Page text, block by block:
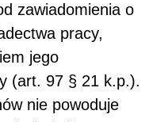
zawiadomienia o
pracy,
jego
(art. 97 § 21 k.p.).
nie powoduje